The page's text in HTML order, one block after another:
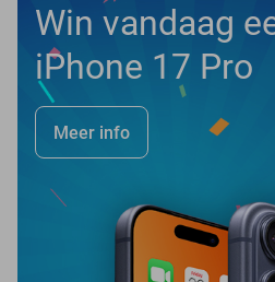
Win vandaag
iPhone 17 Pro
Meer info